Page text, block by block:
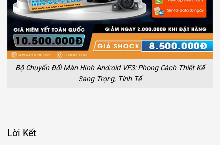
Bộ Chuyển Đổi Màn Hình Android VF3: Phong Cách Thiết Kế
Sang Trọng, Tinh Tế
Lời Kết